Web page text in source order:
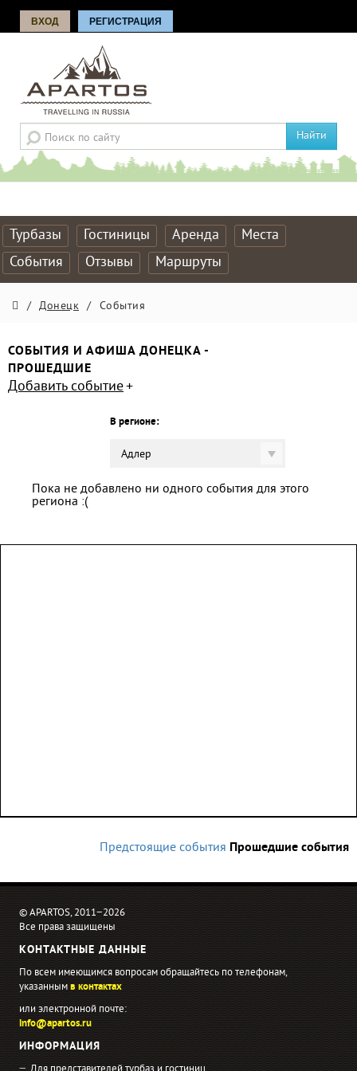
ВХОД РЕГИСТРАЦИЯ
Найти
Турбазы Гостиницы Аренда
Места
События
Отзывы Маршруты
/ Донецк / События
СОБЫТИЯ И АФИША ДОНЕЦКА -
ПРОШЕДШИЕ
Добавить событие
В регионе:
Адлер
Пока не добавлено ни одного события для этого
региона :(
Предстоящие события Прошедшие события
© APARTOS, 2011−2026
Все права защищены
КОНТАКТНЫЕ ДАННЫЕ
По всем имеющимся вопросам обращайтесь по телефонам,
указаннымв контактах
или электронной почте:
info@apartos.ru
ИНФОРМАЦИЯ